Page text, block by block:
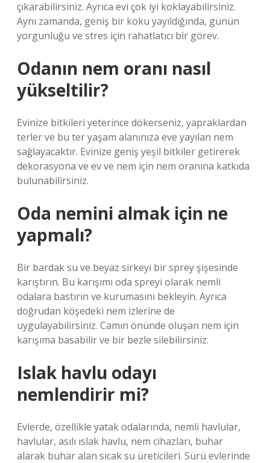
çıkarabilirsiniz. Ayrıca evi çok iyi koklayabilirsiniz.
Aynı zamanda, geniş bir koku yayıldığında, günün
yorgunluğu ve stres için rahatlatıcı bir görev.
Odanın nem oranı nasıl
yükseltilir?
Evinize bitkileri yeterince dökerseniz, yapraklardan
terler ve bu ter yaşam alanınıza eve yayılan nem
sağlayacaktır. Evinize geniş yeşil bitkiler getirerek
dekorasyona ve ev ve nem için nem oranına katkıda
bulunabilirsiniz.
Oda nemini almak için ne
yapmalı?
Bir bardak su ve beyaz sirkeyi bir sprey şişesinde
karıştırın. Bu karışımı oda spreyi olarak nemli
odalara bastırın ve kurumasını bekleyin. Ayrıca
doğrudan köşedeki nem izlerine de
uygulayabilirsiniz. Camın önünde oluşan nem için
karışıma basabilir ve bir bezle silebilirsiniz.
Islak havlu odayı
nemlendirir mi?
Evlerde, özellikle yatak odalarında, nemli havlular,
havlular, asılı ıslak havlu, nem cihazları, buhar
alarak buhar alan sıcak su üreticileri. Sürü evlerinde